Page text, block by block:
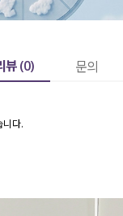
뷰 (0) 문의
니다.